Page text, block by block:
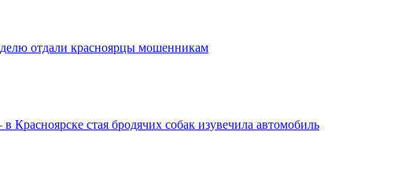
отдали красноярцы мошенникам
Красноярске стая бродячих собак изувечила автомобиль